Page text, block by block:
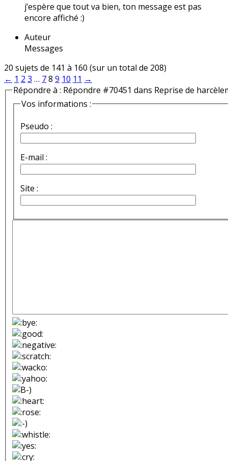
j’espère que tout va bien, ton message est pas
encore affiché :)
Auteur
Messages
20 sujets de 141 à 160 (sur un total de 208)
← 1 2 3 … 78 9 10 11 →
Répondre à : Répondre #70451 dans Reprise de
Vos informations :
Pseudo :
E-mail :
Site :